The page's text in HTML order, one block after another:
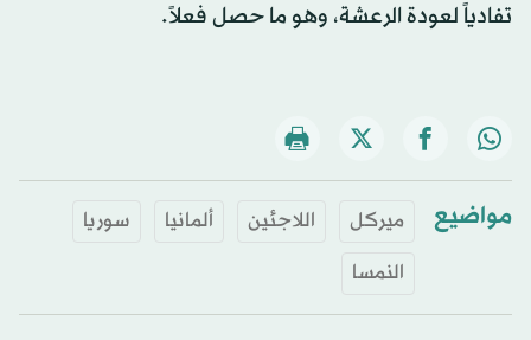
تفادياً لعودة الرعشة، وهو ما حصل فعلاً.
مواضيع ميركل اللاجئين ألمانيا
سوريا
النمسا